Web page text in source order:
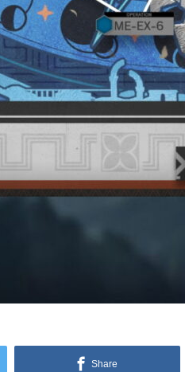
Share